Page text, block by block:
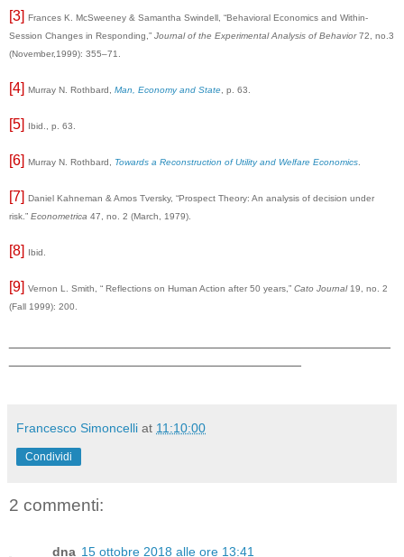
[3] Frances K. McSweeney & Samantha Swindell, “Behavioral Economics and Within-
Session Changes in Responding,” Journal of the Experimental Analysis of Behavior72, no.3
(November,1999): 355–71.
[4] Murray N. Rothbard, Man, Economy and State , p. 63.
[5] Ibid., p. 63.
[6] Murray N. Rothbard, Towards a Reconstruction of Utility and Welfare Economics
[7] Daniel Kahneman & Amos Tversky, “Prospect Theory: An analysis of decision under
risk.” Econometrica 47, no. 2 (March, 1979).
[8] Ibid.
[9] Vernon L. Smith, “ Reflections on Human Action after 50 years,” Cato Journal19, no. 2
(Fall 1999): 200.
Francesco Simoncelli at 11:10:00
Condividi
2 commenti:
dna 15 ottobre 2018 alle ore 13:41